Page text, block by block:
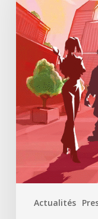
Actualités
lance
«
Disparition
Défense
un
jeu
d’enquête
à
ciel